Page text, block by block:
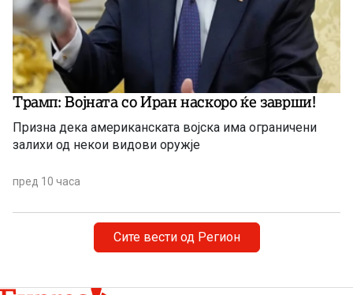
Трамп: Војната со Иран наскоро ќе заврши!
Призна дека американската војска има ограничени
залихи од некои видови оружје
пред 10 часа
Сите вести од Регион